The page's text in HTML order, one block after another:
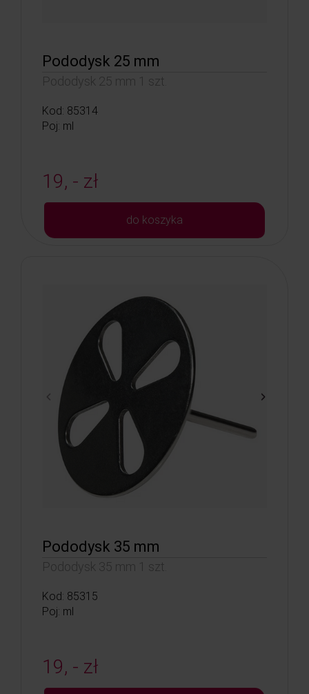
Pododysk 25 mm
Pododysk 25 mm 1 szt.
Kod: 85314
Poj: ml
19, - zł
do koszyka
Pododysk 35 mm
Pododysk 35 mm 1 szt.
Kod: 85315
Poj: ml
19, - zł